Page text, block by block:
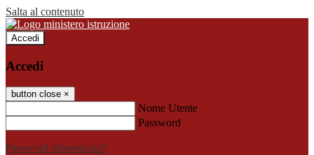
Salta al contenuto
Accedi
Accedi
button close ×
Nome Utente
Password
Password dimenticata?